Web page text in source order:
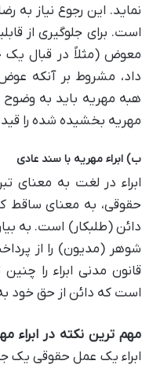
نماید. این رجوع نیاز به
است. برای جلوگیری از
معوض (مثلاً در قبال یک
داد، مشروط بر آنکه
هبه مهریه باید به
مهریه بخشیده شده را
ب) ابراء مهریه با سند عادی
ابراء در لغت به معنای
حقوقی، به معنای ساقط
دائن (طلبکار) است. به
قانون مدنی ابراء را
است که دائن از حق خود
مهم ترین نکته در ابراء
ابراء یک عمل حقوقی یک